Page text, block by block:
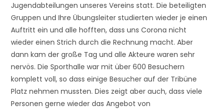
Jugendabteilungen unseres Vereins statt. Die beteiligten
Gruppen und Ihre Übungsleiter studierten wieder je einen
Auftritt ein und alle hofften, dass uns Corona nicht
wieder einen Strich durch die Rechnung macht. Aber
dann kam der große Tag und alle Akteure waren sehr
nervös. Die Sporthalle war mit über 600 Besuchern
komplett voll, so dass einige Besucher auf der Tribüne
Platz nehmen mussten. Dies zeigt aber auch, dass viele
Personen gerne wieder das Angebot von